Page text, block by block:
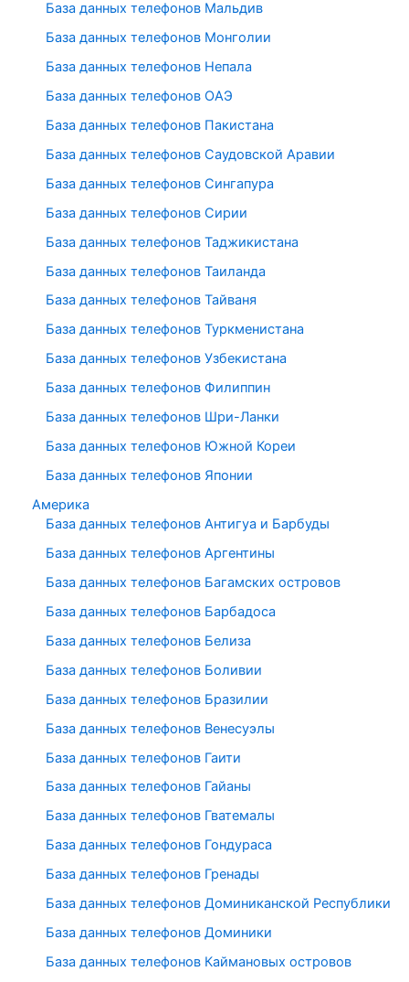
База данных телефонов Мальдив
База данных телефонов Монголии
База данных телефонов Непала
База данных телефонов ОАЭ
База данных телефонов Пакистана
База данных телефонов Саудовской Аравии
База данных телефонов Сингапура
База данных телефонов Сирии
База данных телефонов Таджикистана
База данных телефонов Таиланда
База данных телефонов Тайваня
База данных телефонов Туркменистана
База данных телефонов Узбекистана
База данных телефонов Филиппин
База данных телефонов Шри-Ланки
База данных телефонов Южной Кореи
База данных телефонов Японии
Америка
База данных телефонов Антигуа и Барбуды
База данных телефонов Аргентины
База данных телефонов Багамских островов
База данных телефонов Барбадоса
База данных телефонов Белиза
База данных телефонов Боливии
База данных телефонов Бразилии
База данных телефонов Венесуэлы
База данных телефонов Гаити
База данных телефонов Гайаны
База данных телефонов Гватемалы
База данных телефонов Гондураса
База данных телефонов Гренады
База данных телефонов Доминиканской Республики
База данных телефонов Доминики
База данных телефонов Каймановых островов